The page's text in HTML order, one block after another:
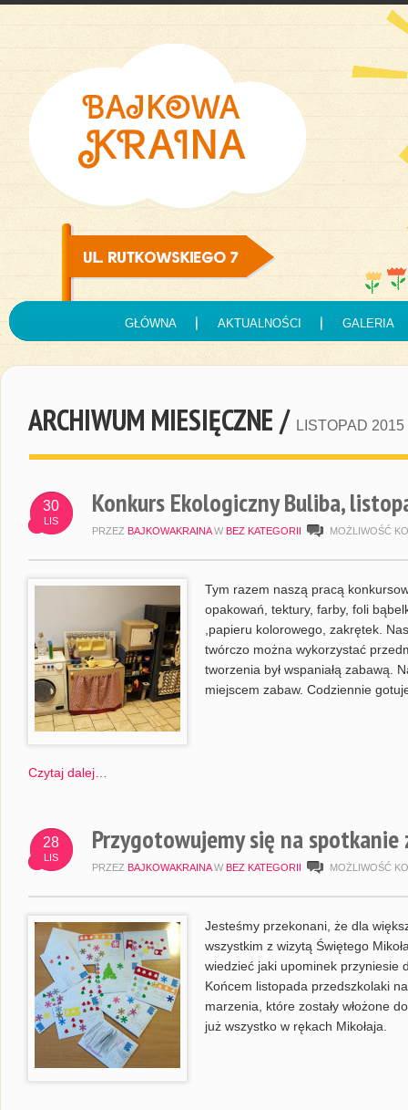
GŁÓWNA AKTUALNOŚCI GALERIA
ARCHIWUM MIESIĘCZNE / LISTOPAD 2015
30
LIS
Konkurs Ekologiczny Buliba,
PRZEZ BAJKOWAKRAINA W BEZ KATEGORII MOŻLIWOŚĆ
Tym razem naszą pracą
opakowań, tektury, farby, foli
,papieru kolorowego, zakrętek.
twórczo można wykorzystać
tworzenia był wspaniałą zabawą.
miejscem zabaw. Codziennie
Czytaj dalej…
28
LIS
Przygotowujemy się na
PRZEZ BAJKOWAKRAINA W BEZ KATEGORII MOŻLIWOŚĆ
Jesteśmy przekonani, że dla
wszystkim z wizytą Świętego
wiedzieć jaki upominek przyniesie
Końcem listopada przedszkolaki
marzenia, które zostały włożone
już wszystko w rękach Mikołaja.